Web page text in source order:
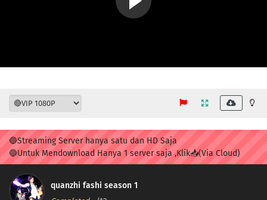
🔵Streaming Server hanya satu dan HD Saja
🔵Untuk Mendownload Hanya 1 server saja ,Klik📥(Via Cloud)
quanzhi fashi season 1